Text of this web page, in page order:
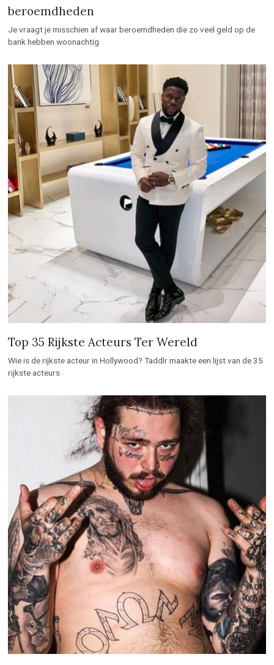
beroemdheden
Je vraagt je misschien af waar beroemdheden die zo veel geld op de
bank hebben woonachtig
Top 35 Rijkste Acteurs Ter Wereld
Wie is de rijkste acteur in Hollywood? Taddlr maakte een lijst van de 35
rijkste acteurs